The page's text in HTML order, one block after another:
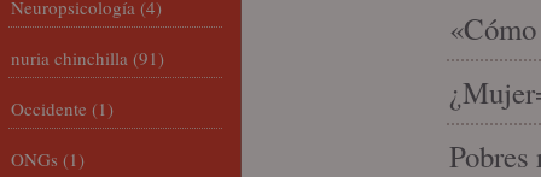
Neuropsicología (4)
nuria chinchilla (91)
Occidente (1)
ONGs (1)